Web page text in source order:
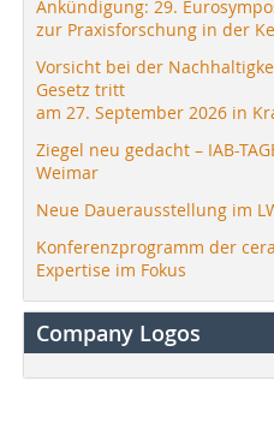
Ankündigung: 29.
zur Praxisforschung in der
Vorsicht bei der
Gesetz tritt
am 27. September 2026 in
Ziegel neu gedacht – IAB-
Weimar
Neue Dauerausstellung im
Konferenzprogramm der
Expertise im Fokus
Company Logos